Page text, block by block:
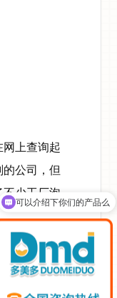
上查询起
公司，但
少工厂泡
性能，它不
并且具有很
说纺织印
可以介绍下你们的产品么
你们是怎么收费的呢